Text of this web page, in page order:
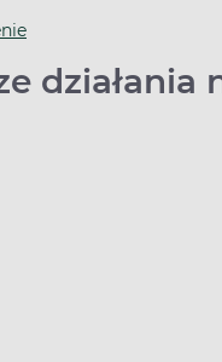
działania